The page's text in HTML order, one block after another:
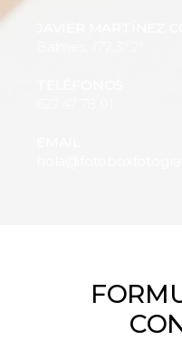
JAVIER MARTÍNEZ